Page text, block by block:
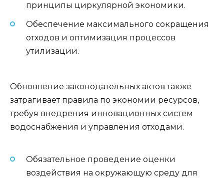
принципы циркулярной экономики.
Обеспечение максимального сокращения
отходов и оптимизация процессов
утилизации.
Обновление законодательных актов также
затрагивает правила по экономии ресурсов,
требуя внедрения инновационных систем
водоснабжения и управления отходами.
Обязательное проведение оценки
воздействия на окружающую среду для